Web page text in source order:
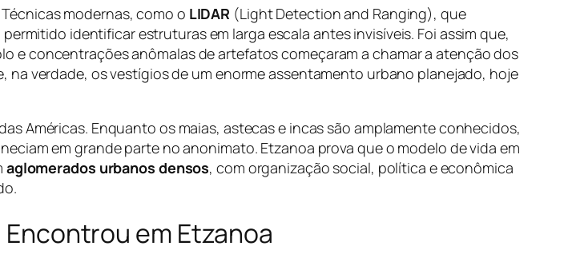
modernas, como o LIDAR (Light Detection and Ranging), que
identificar estruturas em larga escala antes invisíveis. Foi assim que,
e concentrações anômalas de artefatos começaram a chamar a atenção dos
verdade, os vestígios de um enorme assentamento urbano planejado, hoje
Américas. Enquanto os maias, astecas e incas são amplamente conhecidos,
em grande parte no anonimato. Etzanoa prova que o modelo de vida em
aglomerados urbanos densos, com organização social, política e econômica
em Etzanoa